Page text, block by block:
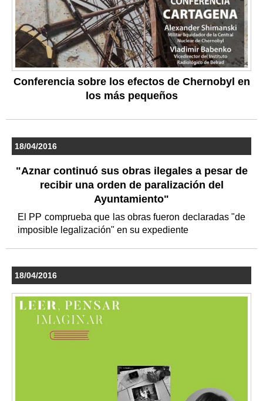
Conferencia sobre los efectos de Chernobyl en
los más pequeños
18/04/2016
"Aznar continuó sus obras ilegales a pesar de
recibir una orden de paralización del
Ayuntamiento"
El PP comprueba que las obras fueron declaradas "de
imposible legalización" en su expediente
18/04/2016